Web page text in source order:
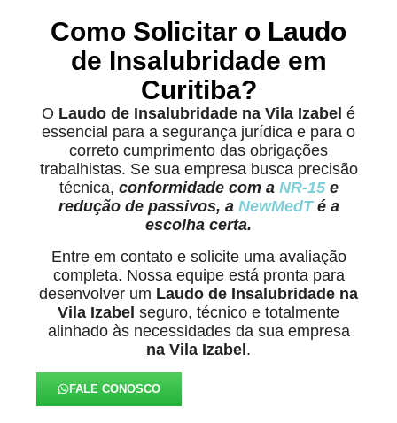
Como Solicitar o Laudo
de Insalubridade em
Curitiba?
O Laudo de Insalubridade na Vila Izabel é
essencial para a segurança jurídica e para o
correto cumprimento das obrigações
trabalhistas. Se sua empresa busca precisão
técnica, conformidade com a NR-15e
redução de passivos, a NewMedT é a
escolha certa.
Entre em contato e solicite uma avaliação
completa. Nossa equipe está pronta para
desenvolver um Laudo de Insalubridade na
Vila Izabel seguro, técnico e totalmente
alinhado às necessidades da sua empresa
na Vila Izabel.
FALE CONOSCO